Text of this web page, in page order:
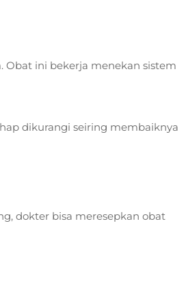
ini bekerja menekan sistem
dikurangi seiring membaiknya
dokter bisa meresepkan obat